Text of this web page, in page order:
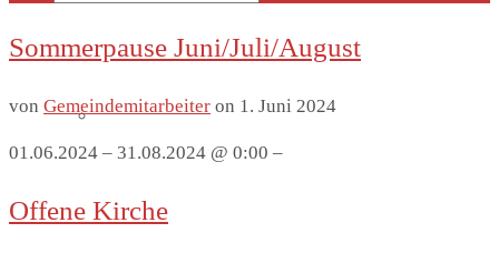
Gemeindeleben
Sommerpause Juni/Juli/August
von Gemeindemitarbeiter on 1. Juni 2024
01.06.2024 – 31.08.2024 @ 0:00 –
Offene Kirche